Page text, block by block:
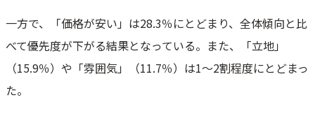
一方で、「価格が安い」は28.3％にとどまり、全体傾向と比
べて優先度が下がる結果となっている。また、「立地」
（15.9％）や「雰囲気」（11.7％）は1〜2割程度にとどまっ
た。